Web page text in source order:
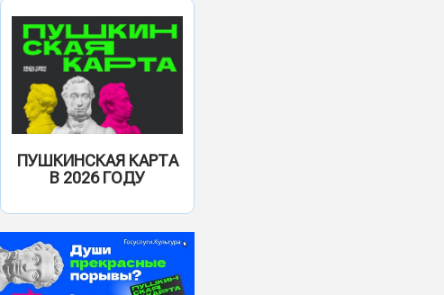
ПУШКИНСКАЯ КАРТА
В 2026 ГОДУ